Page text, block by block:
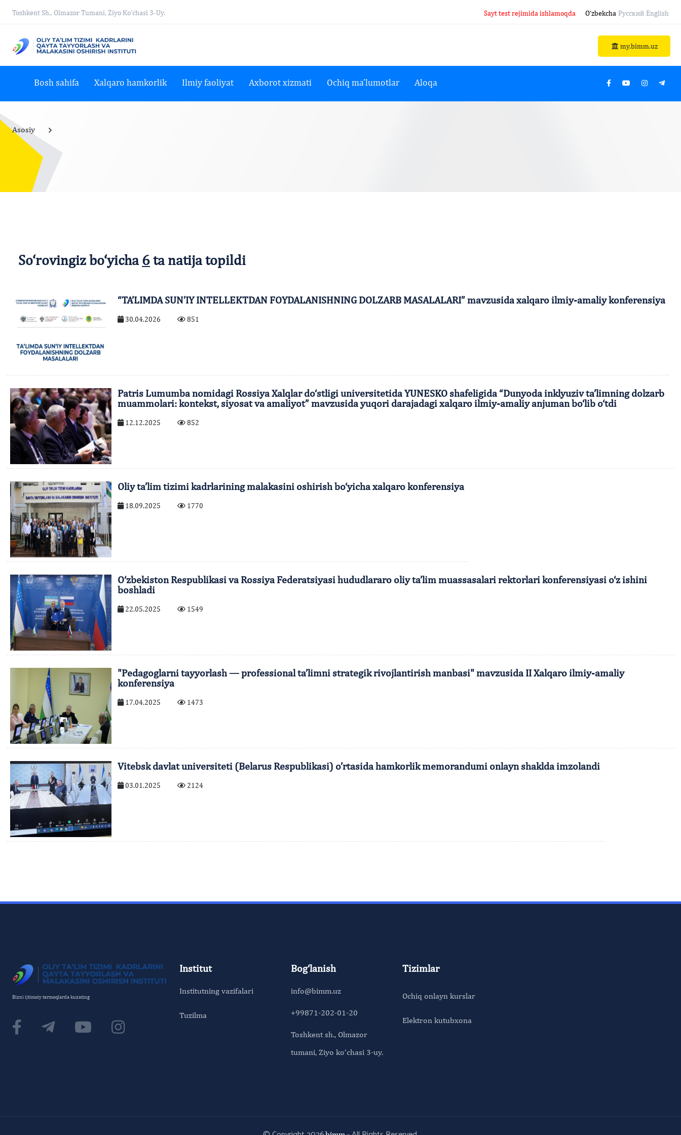
Toshkent Sh., Olmazor Tumani, Ziyo Ko‘chasi 3-Uy. Sayt test rejimida ishlamoqda O‘zbekcha Русский English
my.bimm.uz
Bosh sahifa Xalqaro hamkorlik Ilmiy faoliyat Axborot xizmati Ochiq ma’lumotlar Aloqa
Asosiy
So‘rovingiz bo‘yicha 6ta natija topildi
“TA’LIMDA SUN’IY INTELLEKTDAN FOYDALANISHNING DOLZARB MASALALARI” mavzusida xalqaro ilmiy-amaliy konferensiya
30.04.2026 851
Patris Lumumba nomidagi Rossiya Xalqlar do‘stligi universitetida YUNESKO shafeligida “Dunyoda inklyuziv ta’limning dolzarb
muammolari: kontekst, siyosat va amaliyot” mavzusida yuqori darajadagi xalqaro ilmiy-amaliy anjuman bo‘lib o‘tdi
12.12.2025 852
Oliy ta’lim tizimi kadrlarining malakasini oshirish bo‘yicha xalqaro konferensiya
18.09.2025 1770
O‘zbekiston Respublikasi va Rossiya Federatsiyasi hududlararo oliy ta’lim muassasalari rektorlari konferensiyasi o‘z ishini
boshladi
22.05.2025 1549
"Pedagoglarni tayyorlash — professional ta’limni strategik rivojlantirish manbasi" mavzusida II Xalqaro ilmiy-amaliy
konferensiya
17.04.2025 1473
Vitebsk davlat universiteti (Belarus Respublikasi) o’rtasida hamkorlik memorandumi onlayn shaklda imzolandi
03.01.2025 2124
Bizni ijtimoiy tarmoqlarda kuzating
Institut
Institutning vazifalari
Tuzilma
Bog‘lanish
info@bimm.uz
+99871-202-01-20
Toshkent sh., Olmazor
tumani, Ziyo ko‘chasi 3-uy.
Tizimlar
Ochiq onlayn kurslar
Elektron kutubxona